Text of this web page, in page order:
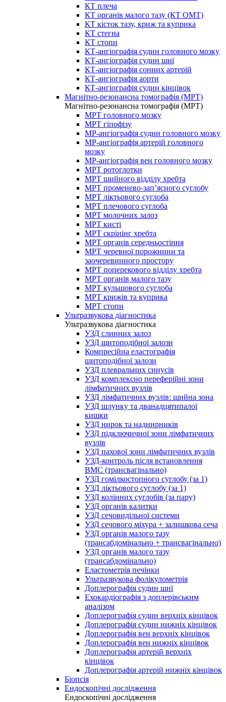
КТ плеча
КТ органів малого тазу (КТ ОМТ)
КТ кісток тазу, криж та куприка
КТ стегна
КТ стопи
КТ-ангіографія судин головного мозку
КТ-ангіографія судин шиї
КТ-ангіографія сонних артерій
КТ-ангіографія аорти
КТ-ангіографія судин кінцівок
Магнітно-резонансна томографія (МРТ)
Магнітно-резонансна томографія (МРТ)
МРТ головного мозку
МРТ гіпофізу
МР-ангіографія судин головного мозку
МР-ангіографія артерій головного
мозку
МР-ангіографія вен головного мозку
МРТ ротоглотки
МРТ шийного відділу хребта
МРТ променево-зап’ясного суглобу
МРТ ліктьового суглоба
МРТ плечового суглоба
МРТ молочних залоз
МРТ кисті
МРТ скрінінг хребта
МРТ органів середньостіння
МРТ черевної порожнини та
заочеревинного простору
МРТ поперекового відділу хребта
МРТ органів малого тазу
МРТ кульшового суглоба
МРТ крижів та куприка
МРТ стопи
Ультразвукова діагностика
Ультразвукова діагностика
УЗД слинних залоз
УЗД щитоподібної залози
Компресійна еластографія
щитоподібної залози
УЗД плевральних синусів
УЗД комплексно переферійні зони
лімфатичних вузлів
УЗД лімфатичних вузлів: шийна зона
УЗД шлунку та дванадцятипалої
кишки
УЗД нирок та наднирників
УЗД підключичної зони лімфатичних
вузлів
УЗД пахової зони лімфатичних вузлів
УЗД-контроль після встановлення
ВМС (трансвагінально)
УЗД гомілкостопного суглобу (за 1)
УЗД ліктьового суглобу (за 1)
УЗД колінних суглобів (за пару)
УЗД органів калитки
УЗД сечовидільної системи
УЗД сечового міхура + залишкова сеча
УЗД органів малого тазу
(трансабдомінально + трансвагінально)
УЗД органів малого тазу
(трансабдомінально)
Еластометрія печінки
Ультразвукова фолікулометрія
Доплерографія судин шиї
Ехокардіографія з доплерівським
аналізом
Доплерографія судин верхніх кінцівок
Доплерографія судин нижніх кінцівок
Доплерографія вен верхніх кінцівок
Доплерографія вен нижніх кінцівок
Доплерографія артерій верхніх
кінцівок
Доплерографія артерій нижніх кінцівок
Біопсія
Ендоскопічні дослідження
Ендоскопічні дослідження